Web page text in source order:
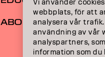
ABOUT
Vi använder
webbplats, för att
analysera vår
användning av vår
analyspartners,
information som du